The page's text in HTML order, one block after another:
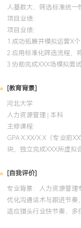
人基数大、筛选标准统一
项目业绩：
项目业绩：
1.成功拓展并模拟运营X
2.应用标准化筛选流程，
3.协助完成XXX场模拟面
[教育背景]
河北大学
人力资源管理 | 本科
主修课程：
GPA X.XX/X.X（专业前
块，独立完成XXX所虚拟
[自我评价]
专业背景：人力资源管理
优化沟通话术与跟进节奏
适应猎头行业快节奏、多